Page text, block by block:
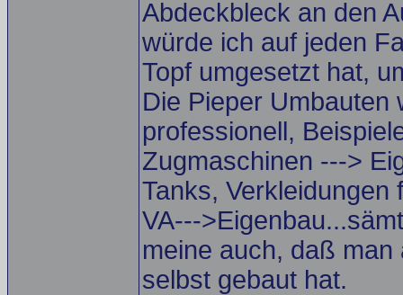
Abdeckbleck an den
würde ich auf jeden
Topf umgesetzt hat,
Die Pieper Umbauten
professionell,
Zugmaschinen --->
Tanks, Verkleidungen
VA---
meine auch, daß
selbst gebaut hat.